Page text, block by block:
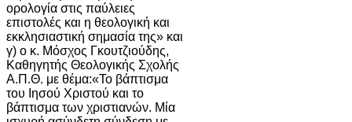
ορολογία στις παύλειες
επιστολές και η θεολογική και
εκκλησιαστική σημασία της» και
γ) ο κ. Μόσχος Γκουτζιούδης,
Καθηγητής Θεολογικής Σχολής
Α.Π.Θ. με θέμα:«Το βάπτισμα
του Ιησού Χριστού και το
βάπτισμα των χριστιανών. Μία